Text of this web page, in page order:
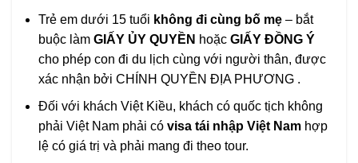
Trẻ em dưới 15 tuổi không đi cùng bố mẹ– bắt
buộc làm GIẤY ỦY QUYỀN hoặc GIẤY ĐỒNG Ý
cho phép con đi du lịch cùng với người thân, được
xác nhận bởi CHÍNH QUYỀN ĐỊA PHƯƠNG .
Đối với khách Việt Kiều, khách có quốc tịch không
phải Việt Nam phải có visa tái nhập Việt Namhợp
lệ có giá trị và phải mang đi theo tour.